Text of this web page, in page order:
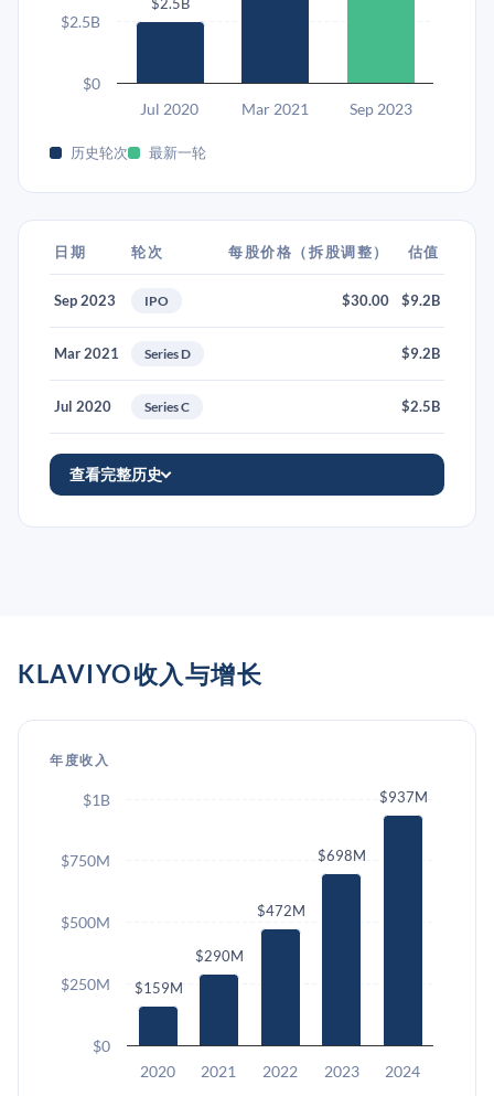
Jul 2020 Mar 2021 Sep 2023
$0
$2.5B
历史轮次 最新一轮
日期 轮次 每股价格（拆股调整） 估值
Sep 2023 IPO $30.00 $9.2B
Mar 2021 Series D $9.2B
Jul 2020 Series C $2.5B
查看完整历史
KLAVIYO收入与增长
年度收入
$159M
$290M
$472M
$698M
$937M
2020 2021 2022 2023 2024
$0
$250M
$500M
$750M
$1B